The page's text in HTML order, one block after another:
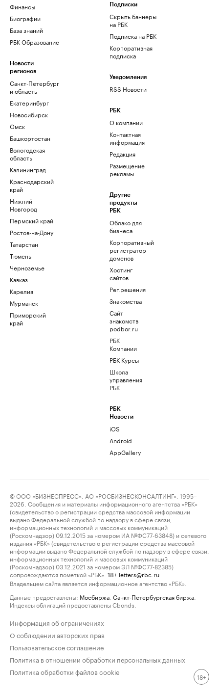
Финансы
Биографии
База знаний
РБК Образование
Новости
регионов
Санкт-Петербург
и область
Екатеринбург
Новосибирск
Омск
Башкортостан
Вологодская
область
Калининград
Краснодарский
край
Нижний
Новгород
Пермский край
Ростов-на-Дону
Татарстан
Тюмень
Черноземье
Кавказ
Карелия
Мурманск
Приморский
край
Подписки
Скрыть баннеры
на РБК
Подписка на РБК
Корпоративная
подписка
Уведомления
RSS Новости
РБК
О компании
Контактная
информация
Редакция
Размещение
рекламы
Другие
продукты
РБК
Облако для
бизнеса
Корпоративный
регистратор
доменов
Хостинг
сайтов
Рег.решения
Знакомства
Сайт
знакомств
podbor.ru
РБК
Компании
РБК Курсы
Школа
управления
РБК
РБК
Новости
iOS
Android
AppGallery
© ООО «БИЗНЕСПРЕСС», АО «РОСБИЗНЕСКОНСАЛТИНГ», 1995–
2026. Сообщения и материалы информационного агентства «РБК»
(свидетельство о регистрации средства массовой информации
выдано Федеральной службой по надзору в сфере связи,
информационных технологий и массовых коммуникаций
(Роскомнадзор) 09.12.2015 за номером ИА №ФС77-63848) и сетевого
издания «РБК» (свидетельство о регистрации средства массовой
информации выдано Федеральной службой по надзору в сфере связи,
информационных технологий и массовых коммуникаций
(Роскомнадзор) 03.12.2021 за номером ЭЛ №ФС77-82385)
сопровождаются пометкой «РБК».
18+ letters@rbc.ru
Владельцем сайта является информационное агентство «РБК».
Данные предоставлены: Мосбиржа Санкт-Петербургская биржа
Индексы облигаций предоставлены Cbonds.
Информация об ограничениях
О соблюдении авторских прав
Пользовательское соглашение
Политика в отношении обработки персональных данных
Политика обработки файлов cookie
18+